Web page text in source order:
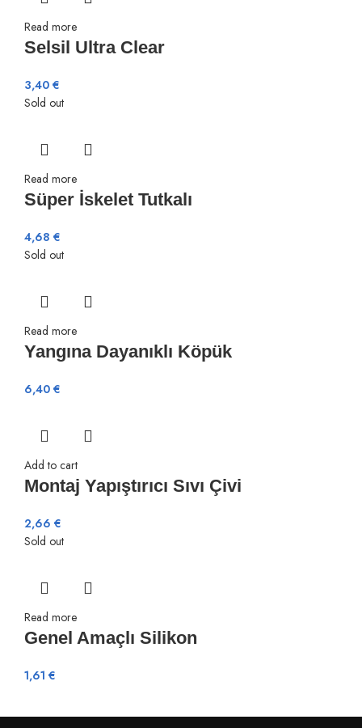
Read more
Selsil Ultra Clear
3,40 €
Sold out
Read more
Süper İskelet Tutkalı
4,68 €
Sold out
Read more
Yangına Dayanıklı Köpük
6,40 €
Add to cart
Montaj Yapıştırıcı Sıvı Çivi
2,66 €
Sold out
Read more
Genel Amaçlı Silikon
1,61 €